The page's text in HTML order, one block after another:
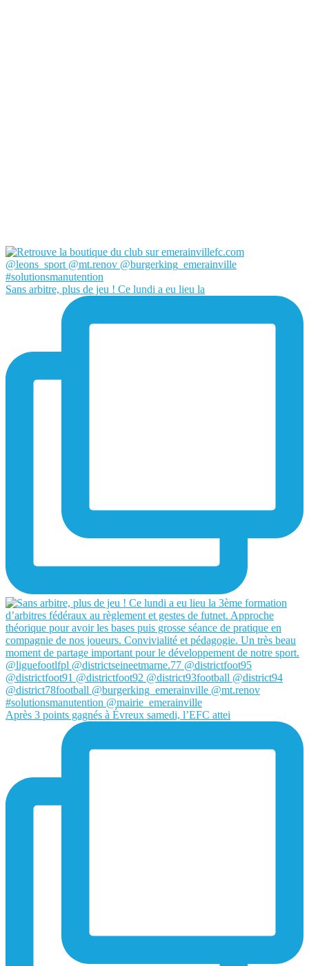
Sans arbitre, plus de jeu ! Ce lundi a eu lieu la
Après 3 points gagnés à Évreux samedi, l’EFC attei